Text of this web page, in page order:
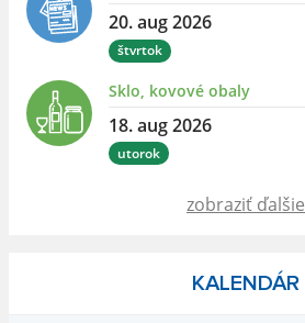
20. aug 2026
štvrtok
Sklo, kovové obaly
18. aug 2026
utorok
zobraziť ďalšie
KALENDÁR